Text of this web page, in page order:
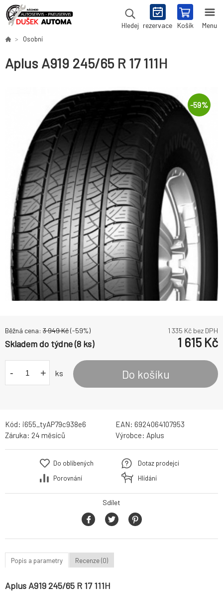
Hledej rezervace Košík Menu
Osobní
Aplus A919 245/65 R 17 111H
-59%
Běžná cena: 3 949Kč(-59%) 1 335 Kč bez DPH
Skladem do týdne (8 ks) 1 615 Kč
- + ks Do košíku
Kód: i655_tyAP79c938e6 EAN: 6924064107953
Záruka: 24 měsíců Výrobce: Aplus
Do oblíbených
Porovnání
Dotaz prodejci
Hlídání
Sdílet
Popis a parametry Recenze (0)
Aplus A919 245/65 R 17 111H